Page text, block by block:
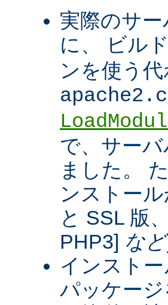
実際のサ
に、 ビル
ンを使う
で、サー
ました。
ンストー
と SSL 版
PHP3] など
インスト
パッケー